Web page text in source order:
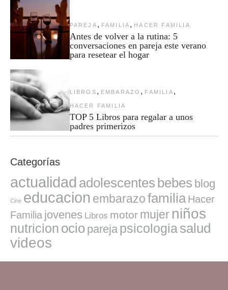
PAREJA , FAMILIA , HACER FAMILIA
Antes de volver a la rutina: 5
conversaciones en pareja este verano
para resetear el hogar
LIBROS , EMBARAZO , FAMILIA ,
HACER FAMILIA
TOP 5 Libros para regalar a unos
padres primerizos
Categorías
actualidad adolescentes bebes blog
Cine educacion embarazofamilia Hacer
Familia jovenes Libros motor mujer niños
nutricion ocio pareja psicologia salud
videos